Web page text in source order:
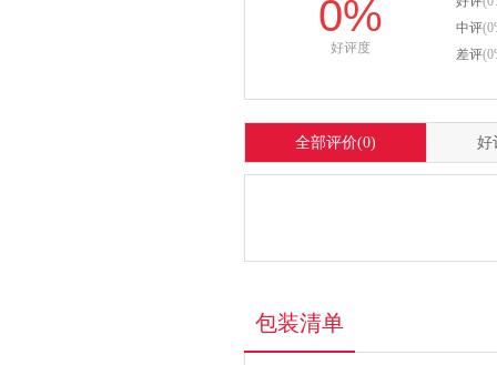
0%
好评度
中评
差评
全部评价(0) 好
包装清单